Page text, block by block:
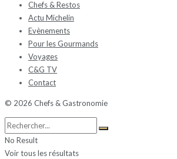
Chefs & Restos
Actu Michelin
Evènements
Pour les Gourmands
Voyages
C&G TV
Contact
© 2026 Chefs & Gastronomie
No Result
Voir tous les résultats